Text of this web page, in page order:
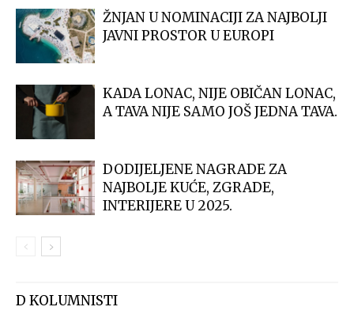
ŽNJAN U NOMINACIJI ZA NAJBOLJI
JAVNI PROSTOR U EUROPI
KADA LONAC, NIJE OBIČAN LONAC,
A TAVA NIJE SAMO JOŠ JEDNA TAVA.
DODIJELJENE NAGRADE ZA
NAJBOLJE KUĆE, ZGRADE,
INTERIJERE U 2025.
D KOLUMNISTI